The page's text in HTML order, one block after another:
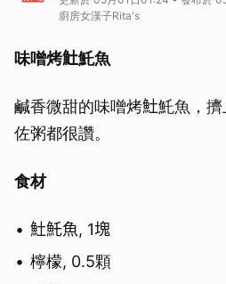
廚房女漢子Rita's
味噌烤𩵚魠魚
鹹香微甜的味噌烤𩵚魠魚，
佐粥都很讚。
食材
𩵚魠魚, 1塊
檸檬, 0.5顆